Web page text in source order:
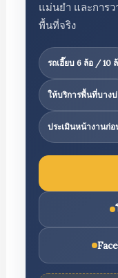
แม่นยำ และการ
พื้นที่จริง
รถเฮี๊ยบ 6 ล้อ / 10
ให้บริการพื้นที่บาง
ประเมินหน้างานก่อ